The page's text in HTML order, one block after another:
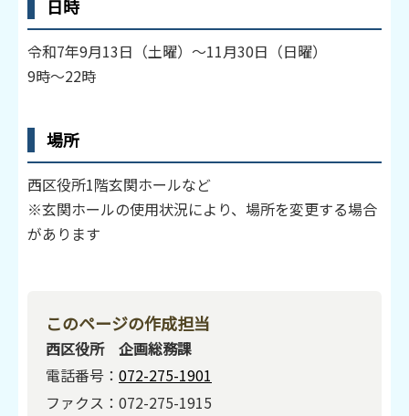
日時
令和7年9月13日（土曜）～11月30日（日曜）
9時～22時
場所
西区役所1階玄関ホールなど
※玄関ホールの使用状況により、場所を変更する場合
があります
このページの作成担当
西区役所 企画総務課
電話番号： 072-275-1901
ファクス：072-275-1915